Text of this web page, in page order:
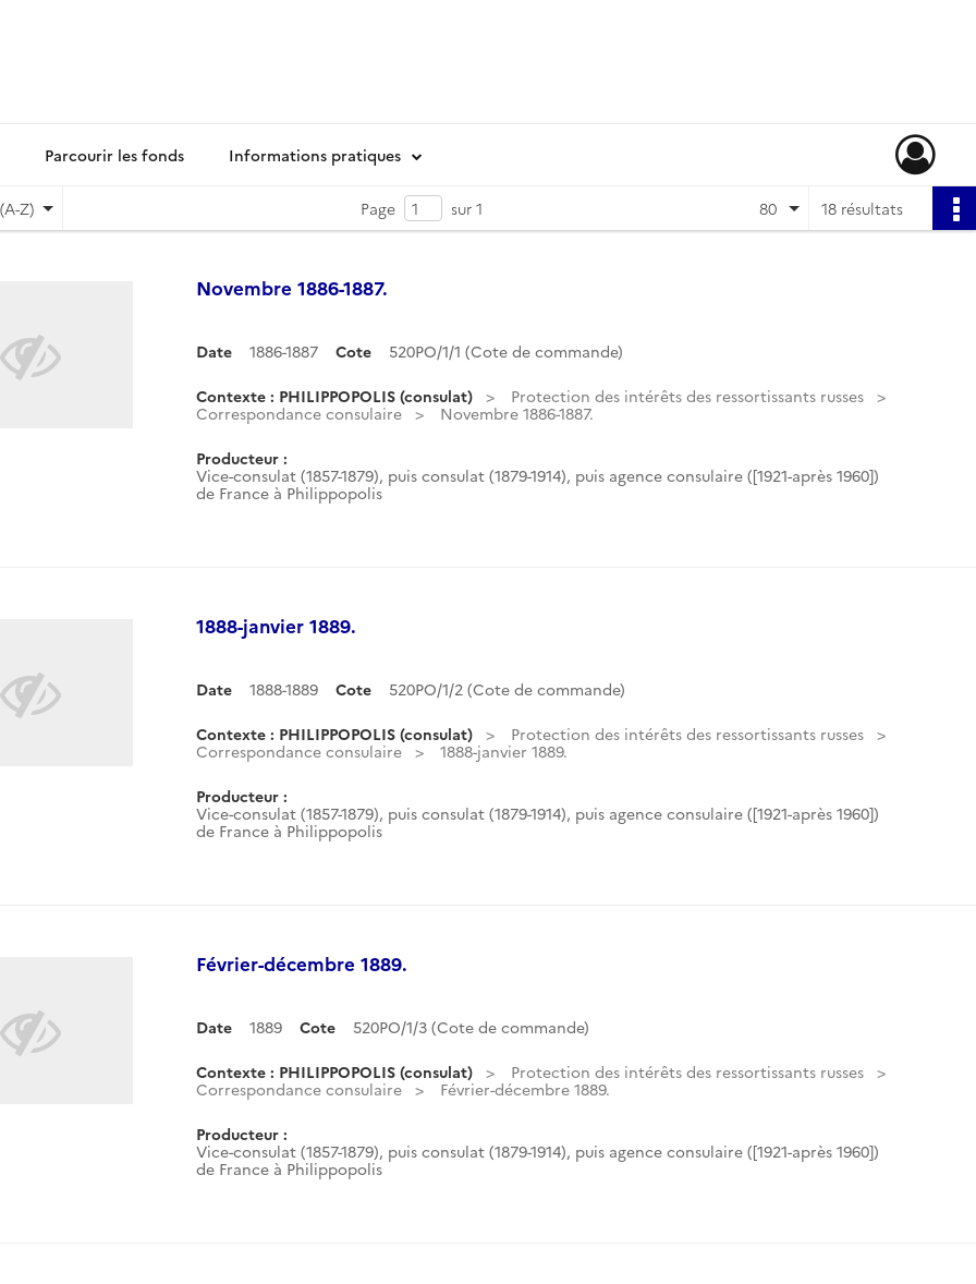
Parcourir les fonds Informations pratiques
Z) Page sur 1 18 résultats
80
Novembre 1886-1887.
Date 1886-1887 Cote 520PO/1/1 (Cote de commande)
Contexte : PHILIPPOPOLIS (consulat)
Protection des intérêts des ressortissants russes
Correspondance consulaire
Novembre 1886-1887.
Producteur :
Vice-consulat (1857-1879), puis consulat (1879-1914), puis agence consulaire ([1921-après 1960])
de France à Philippopolis
1888-janvier 1889.
Date 1888-1889 Cote 520PO/1/2 (Cote de commande)
Contexte : PHILIPPOPOLIS (consulat)
Protection des intérêts des ressortissants russes
Correspondance consulaire
1888-janvier 1889.
Producteur :
Vice-consulat (1857-1879), puis consulat (1879-1914), puis agence consulaire ([1921-après 1960])
de France à Philippopolis
Février-décembre 1889.
Date 1889 Cote 520PO/1/3 (Cote de commande)
Contexte : PHILIPPOPOLIS (consulat)
Protection des intérêts des ressortissants russes
Correspondance consulaire
Février-décembre 1889.
Producteur :
Vice-consulat (1857-1879), puis consulat (1879-1914), puis agence consulaire ([1921-après 1960])
de France à Philippopolis